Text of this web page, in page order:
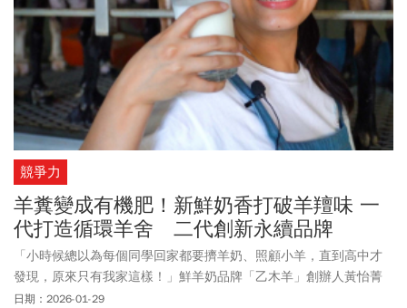
競爭力
羊糞變成有機肥！新鮮奶香打破羊羶味 一
代打造循環羊舍 二代創新永續品牌
「小時候總以為每個同學回家都要擠羊奶、照顧小羊，直到高中才
發現，原來只有我家這樣！」鮮羊奶品牌「乙木羊」創辦人黃怡菁
笑著說起童年回憶。
日期：2026-01-29